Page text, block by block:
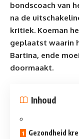
bondscoach van
na de
kritiek. Koeman
geplaatst waarin
Bartina, ende
doormaakt.
Inhoud
Gezondheid